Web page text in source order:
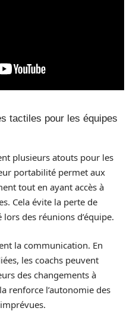
tactiles pour les équipes
plusieurs atouts pour les
portabilité permet aux
tout en ayant accès à
Cela évite la perte de
des réunions d’équipe.
la communication. En
les coachs peuvent
des changements à
renforce l’autonomie des